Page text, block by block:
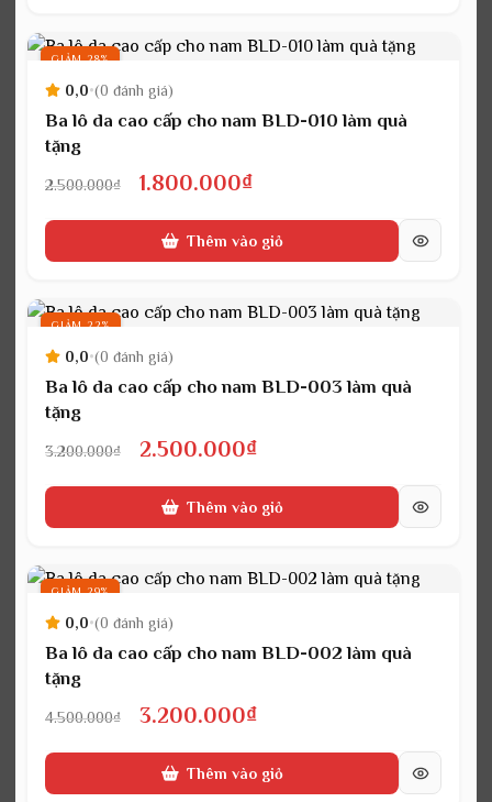
1.800.000₫.
GIẢM 28%
0,0•(0 đánh giá)
Ba lô da cao cấp cho nam BLD-010 làm quà
tặng
2.500.000₫
Giá
gốc
1.800.000₫Giá
hiện
tại
1.800.000₫.
Thêm vào giỏ
GIẢM 22%
0,0•(0 đánh giá)
Ba lô da cao cấp cho nam BLD-003 làm quà
tặng
3.200.000₫
Giá
gốc
2.500.000₫Giá
hiện
tại
2.500.000₫.
Thêm vào giỏ
GIẢM 29%
0,0•(0 đánh giá)
Ba lô da cao cấp cho nam BLD-002 làm quà
tặng
4.500.000₫
Giá
gốc
3.200.000₫Giá
hiện
tại
Thêm vào giỏ